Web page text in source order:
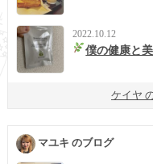
2022.10.12
僕の健康と美
ケイヤ
マユキ のブログ